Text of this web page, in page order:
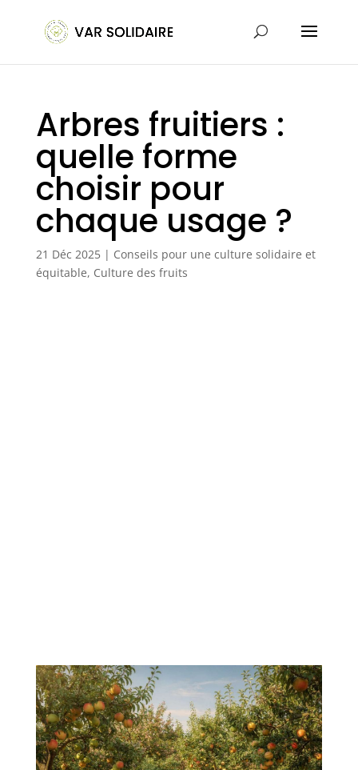
Arbres fruitiers :
quelle forme
choisir pour
chaque usage ?
21 Déc 2025| Conseils pour une culture solidaire et
équitable, Culture des fruits